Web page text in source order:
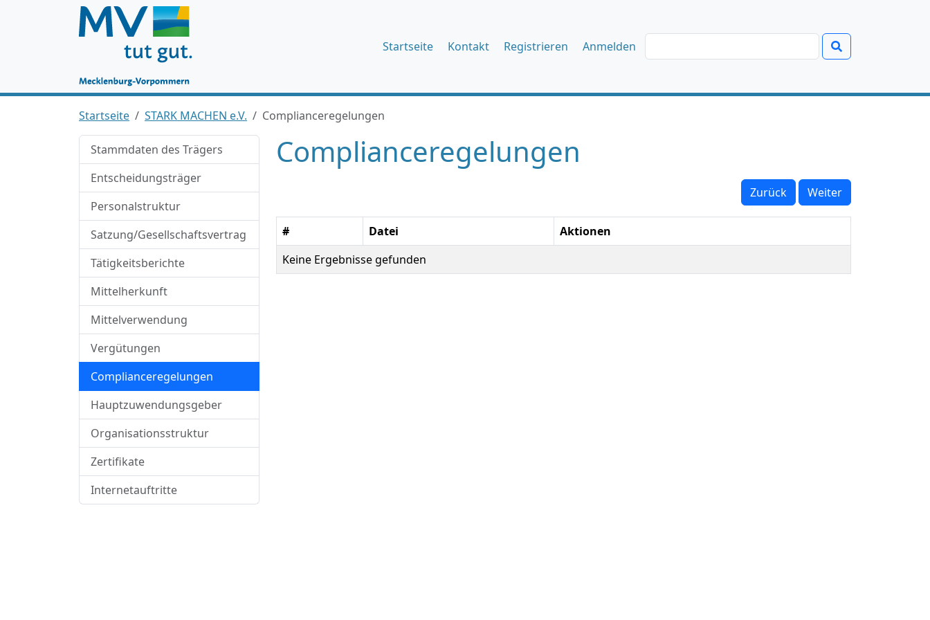
Startseite Kontakt Registrieren Anmelden
Startseite STARK MACHEN e.V. Complianceregelungen
Stammdaten des Trägers
Entscheidungsträger
Personalstruktur
Satzung/Gesellschaftsvertrag
Tätigkeitsberichte
Mittelherkunft
Mittelverwendung
Vergütungen
Complianceregelungen
Hauptzuwendungsgeber
Organisationsstruktur
Zertifikate
Internetauftritte
Complianceregelungen
Zurück Weiter
# Datei
Aktionen
Keine Ergebnisse gefunden